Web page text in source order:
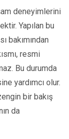
deneyimlerini
Yapılan bu
bakımından
resmi
Bu durumda
yardımcı olur.
bir bakış
da